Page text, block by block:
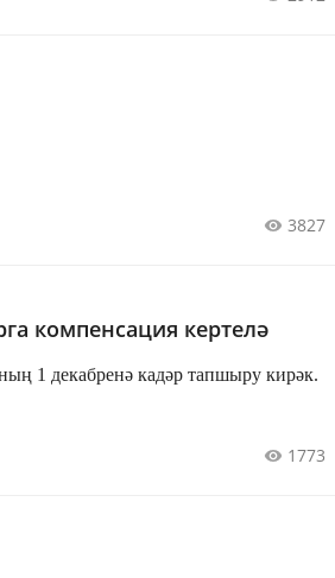
3827
компенсация кертелә
1 декабренә кадәр тапшыру кирәк.
1773